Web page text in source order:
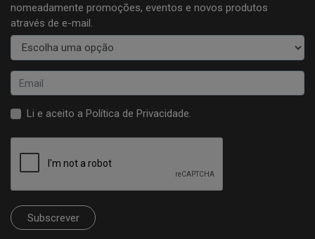
nomeadamente promoções, eventos e novos produtos
através de e-mail.
Li e aceito a Política de Privacidade.
Subscrever